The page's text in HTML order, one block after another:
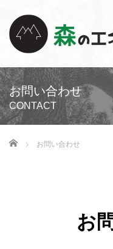
お問い合わせ
CONTACT
ホーム お問い合わせ
お